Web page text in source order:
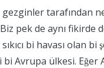
tarafından
pek de aynı
bi havası olan
Avrupa ülkesi. Eğer